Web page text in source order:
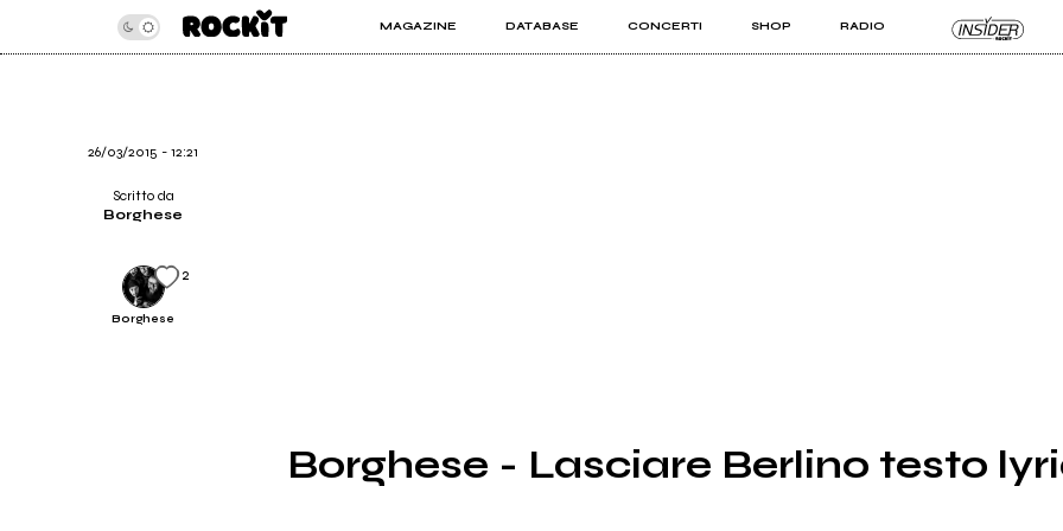
MAGAZINE DATABASE CONCERTI SHOP RADIO
INSIDER ROCKIT PRO
Borghese - Lasciare Berlino testo
26/03/2015 - 12:21
Scritto da
Borghese
Borghese
2